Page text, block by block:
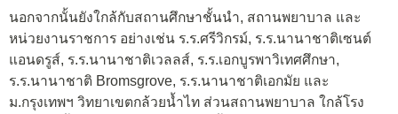
นอกจากนั้นยังใกล้กับสถานศึกษาชั้นนำ, สถานพยาบาล และ
หน่วยงานราชการ อย่างเช่น ร.ร.ศรีวิกรม์, ร.ร.นานาชาติเซนต์
แอนดรูส์, ร.ร.นานาชาติเวลลส์, ร.ร.เอกบูรพาวิเทศศึกษา,
ร.ร.นานาชาติ Bromsgrove, ร.ร.นานาชาติเอกมัย และ
ม.กรุงเทพฯ วิทยาเขตกล้วยน้ำไท ส่วนสถานพยาบาล ใกล้โรง